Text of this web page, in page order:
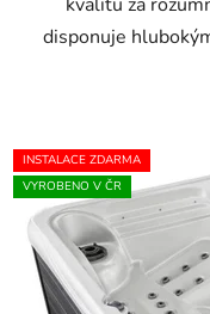
disponuje
INSTALACE ZDARMA
VYROBENO V ČR